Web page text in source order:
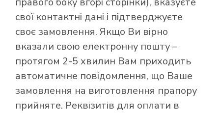
свої контактні дані і підтверджуєте
своє замовлення. Якщо Ви вірно
вказали свою електронну пошту –
протягом 2-5 хвилин Вам приходить
автоматичне повідомлення, що Ваше
замовлення на виготовлення прапору
прийняте. Реквізитів для оплати в